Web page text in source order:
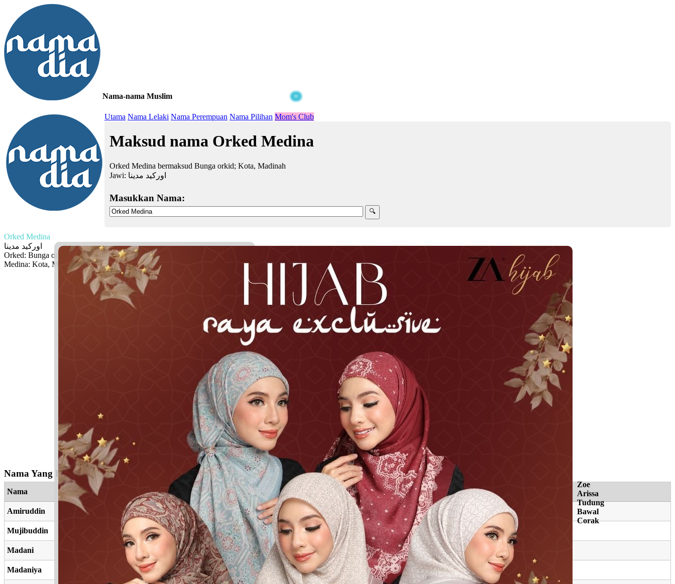
×
Zoe
Arissa
Tudung
Bawal
Corak
Nama-nama Muslim
Utama Nama Lelaki Nama Perempuan Nama Pilihan Mom's Club
Maksud nama Orked Medina
Orked Medina bermaksud Bunga orkid; Kota, Madinah
Jawi: اوركيد مدينا
Masukkan Nama:
Orked Medina
اوركيد مدينا
Orked: Bunga orkid
Medina: Kota, Madinah
FacebookTwitterWhatsApp
Line Telegram
Nama Yang Berkaitan
Nama Maksud
Amiruddin Pembela agama
Mujibuddin Penyahut agama
Madani Kemajuan, awam
Madaniya Kemajuan